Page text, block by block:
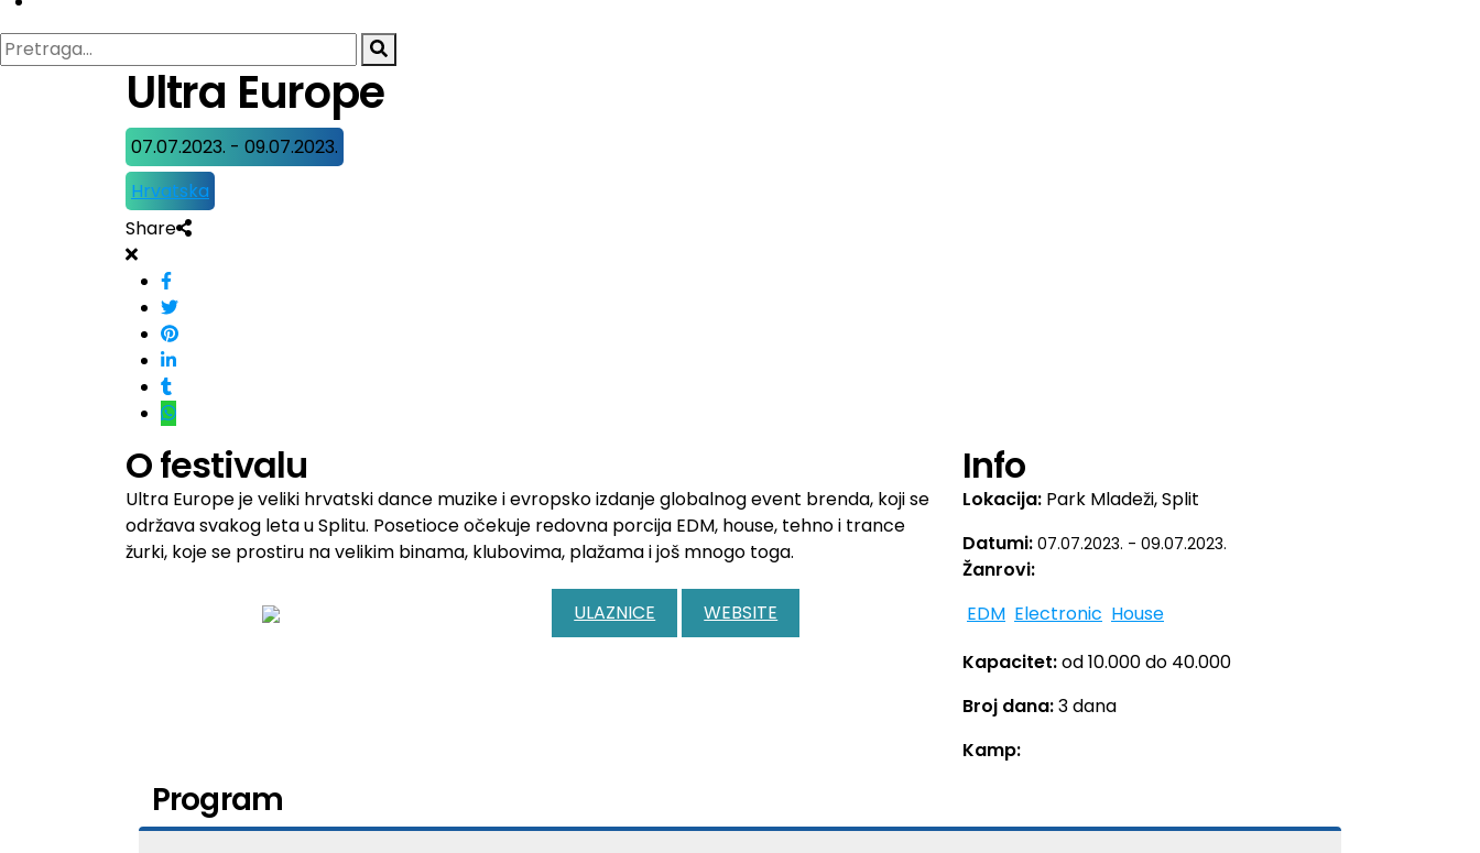
Ultra Europe
07.07.2023. - 09.07.2023.
Hrvatska
Share
O festivalu
Ultra Europe je veliki hrvatski dance muzike i evropsko izdanje globalnog event brenda, koji se
održava svakog leta u Splitu. Posetioce očekuje redovna porcija EDM, house, tehno i trance
žurki, koje se prostiru na velikim binama, klubovima, plažama i još mnogo toga.
ULAZNICE WEBSITE
Info
Lokacija: Park Mladeži, Split
Datumi: 07.07.2023. - 09.07.2023.
Žanrovi:
EDM Electronic House
Kapacitet:od 10.000 do 40.000
Broj dana:3 dana
Kamp:
Program